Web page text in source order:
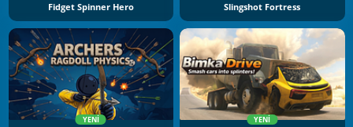
Fidget Spinner Hero Slingshot Fortress
YENI YENI